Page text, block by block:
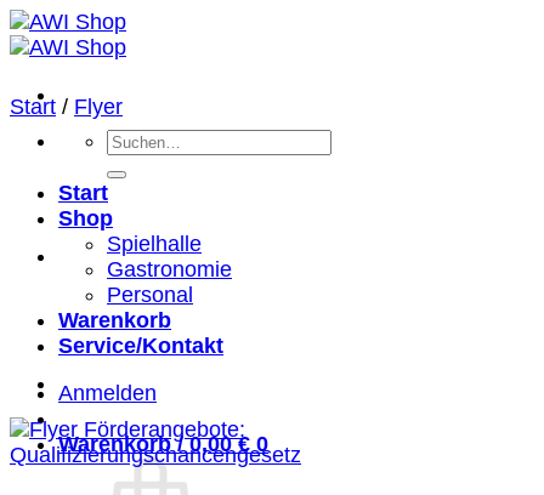
Zum
Inhalt
Suchen
nach:
Start
Shop
Spielhalle
Gastronomie
Personal
Warenkorb
Service/Kontakt
Anmelden
Warenkorb /0,00€ 0
Start / Flyer